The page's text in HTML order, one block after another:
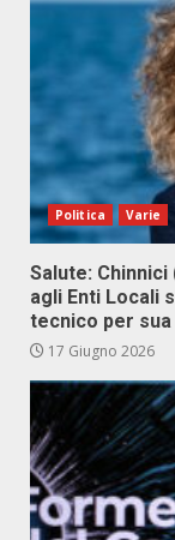
Politica Varie
Salute:
agli Enti Locali
tecnico per
17 Giugno 2026